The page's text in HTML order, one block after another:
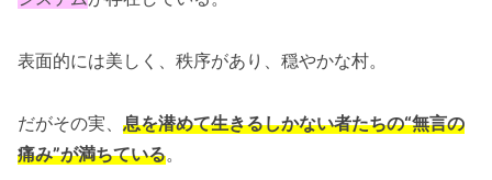
表面的には美しく、秩序があり、穏やかな村。
だがその実、 息を潜めて生きるしかない者たちの“無言の
痛み”が満ちている。